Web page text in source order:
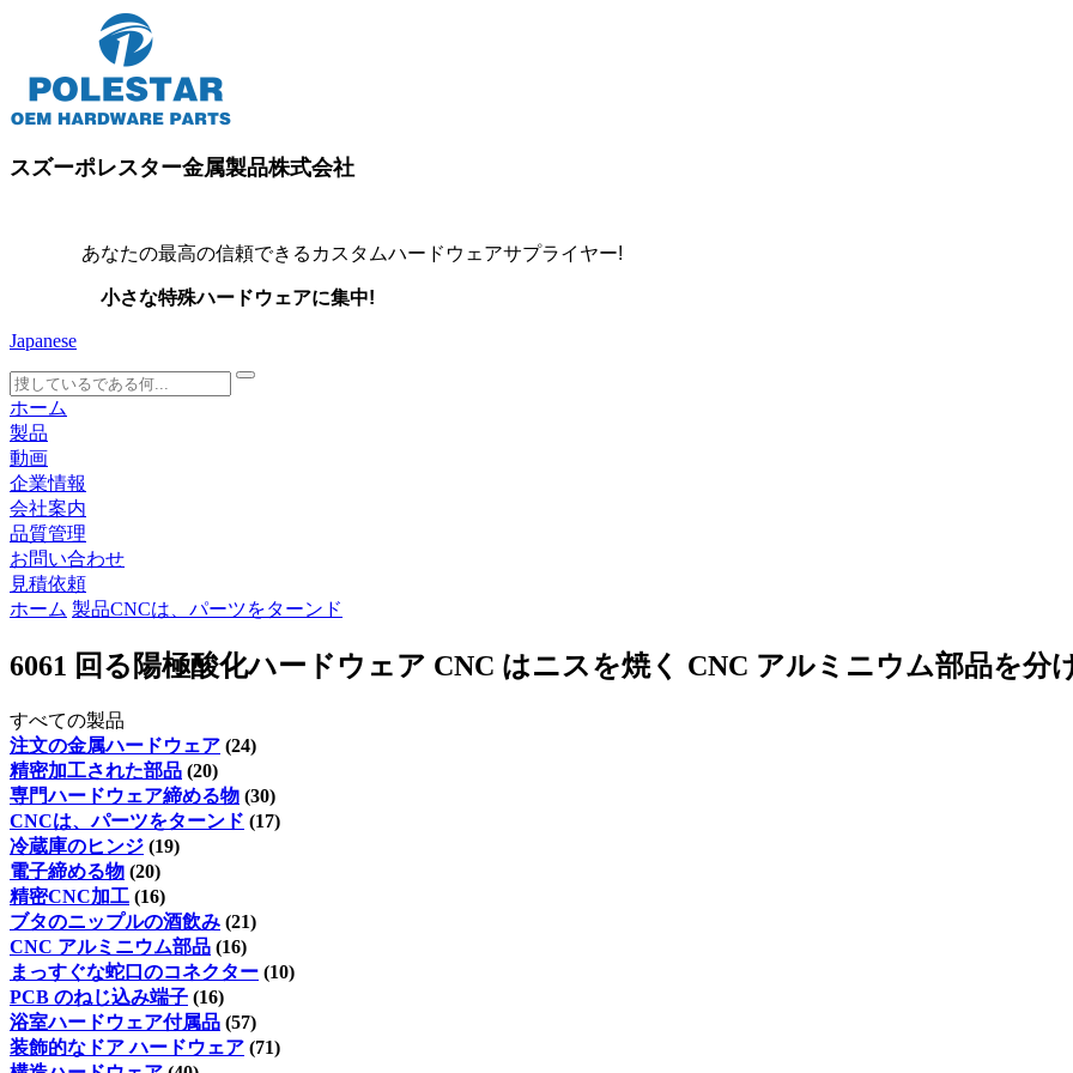
スズーポレスター金属製品株式会社
あなたの最高の信頼できるカスタムハードウェアサプライヤー!
小さな特殊ハードウェアに集中!
Japanese
search
ホーム
製品
動画
企業情報
会社案内
品質管理
お問い合わせ
見積依頼
ホーム 製品CNCは、パーツをターンド
6061 回る陽極酸化ハードウェア CNC はニスを焼く CNC アルミニウム部品を分
すべての製品
注文の金属ハードウェア (24)
精密加工された部品 (20)
専門ハードウェア締める物 (30)
CNCは、パーツをターンド (17)
冷蔵庫のヒンジ (19)
電子締める物 (20)
精密CNC加工 (16)
ブタのニップルの酒飲み (21)
CNC アルミニウム部品 (16)
まっすぐな蛇口のコネクター (10)
PCB のねじ込み端子 (16)
浴室ハードウェア付属品 (57)
装飾的なドア ハードウェア (71)